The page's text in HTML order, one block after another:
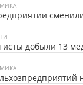
добыли 13